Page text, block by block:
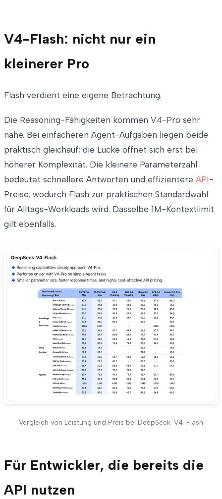
V4-Flash: nicht nur ein
kleinerer Pro
Flash verdient eine eigene Betrachtung.
Die Reasoning-Fähigkeiten kommen V4-Pro sehr
nahe. Bei einfacheren Agent-Aufgaben liegen beide
praktisch gleichauf; die Lücke öffnet sich erst bei
höherer Komplexität. Die kleinere Parameterzahl
bedeutet schnellere Antworten und effizientere API-
Preise, wodurch Flash zur praktischen Standardwahl
für Alltags-Workloads wird. Dasselbe 1M-Kontextlimit
gilt ebenfalls.
Vergleich von Leistung und Preis bei DeepSeek-V4-Flash
Für Entwickler, die bereits die
API nutzen